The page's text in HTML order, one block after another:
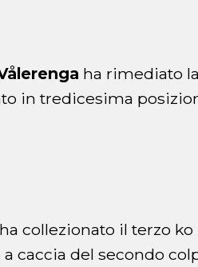
ha rimediato
in tredicesima
ha collezionato il terzo
caccia del secondo